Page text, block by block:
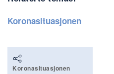
Koronasituasjonen
Koronasituasjonen